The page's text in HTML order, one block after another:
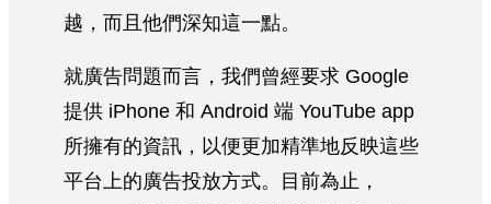
越，而且他們深知這一點。
就廣告問題而言，我們曾經要求 Google
提供 iPhone 和 Android 端 YouTube app
所擁有的資訊，以便更加精準地反映這些
平台上的廣告投放方式。目前為止，